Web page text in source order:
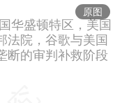
原图
华盛顿特区，美国
法院，谷歌与美国
断的审判补救阶段